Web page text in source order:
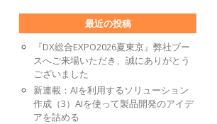
最近の投稿
『DX総合EXPO2026夏東京』弊社ブー
スへご来場いただき、誠にありがとう
ございました
新連載：AIを利用するソリューション
作成（3）AIを使って製品開発のアイデ
アを詰める